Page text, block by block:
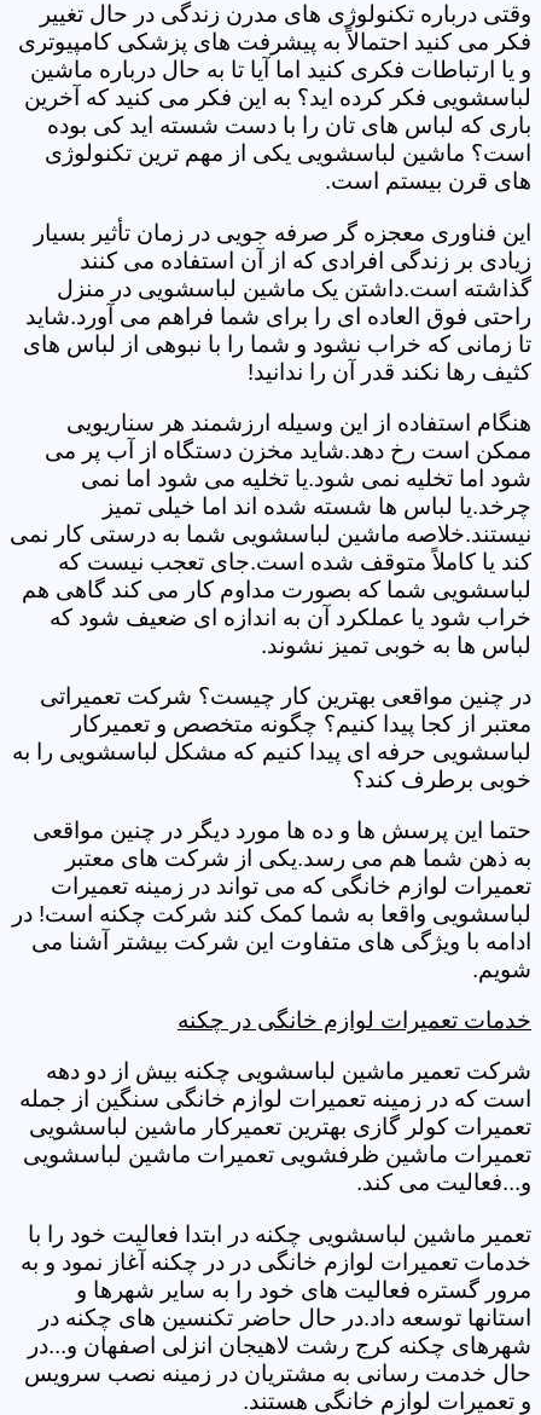
وقتی درباره تکنولوژی های مدرن زندگی در حال تغییر
فکر می کنید احتمالاً به پیشرفت های پزشکی کامپیوتری
و یا ارتباطات فکری کنید اما آیا تا به حال درباره ماشین
لباسشویی فکر کرده اید؟ به این فکر می کنید که آخرین
باری که لباس های تان را با دست شسته اید کی بوده
است؟ ماشین لباسشویی یکی از مهم ترین تکنولوژی
های قرن بیستم است.
این فناوری معجزه گر صرفه جویی در زمان تأثیر بسیار
زیادی بر زندگی افرادی که از آن استفاده می کنند
گذاشته است.داشتن یک ماشین لباسشویی در منزل
راحتی فوق العاده ای را برای شما فراهم می آورد.شاید
تا زمانی که خراب نشود و شما را با نبوهی از لباس های
کثیف رها نکند قدر آن را ندانید!
هنگام استفاده از این وسیله ارزشمند هر سناریویی
ممکن است رخ دهد.شاید مخزن دستگاه از آب پر می
شود اما تخلیه نمی شود.یا تخلیه می شود اما نمی
چرخد.یا لباس ها شسته شده اند اما خیلی تمیز
نیستند.خلاصه ماشین لباسشویی شما به درستی کار نمی
کند یا کاملاً متوقف شده است.جای تعجب نیست که
لباسشویی شما که بصورت مداوم کار می کند گاهی هم
خراب شود یا عملکرد آن به اندازه ای ضعیف شود که
لباس ها به خوبی تمیز نشوند.
در چنین مواقعی بهترین کار چیست؟ شرکت تعمیراتی
معتبر از کجا پیدا کنیم؟ چگونه متخصص و تعمیرکار
لباسشویی حرفه ای پیدا کنیم که مشکل لباسشویی را به
خوبی برطرف کند؟
حتما این پرسش ها و ده ها مورد دیگر در چنین مواقعی
به ذهن شما هم می رسد.یکی از شرکت های معتبر
تعمیرات لوازم خانگی که می تواند در زمینه تعمیرات
لباسشویی واقعا به شما کمک کند شرکت چکنه است! در
ادامه با ویژگی های متفاوت این شرکت بیشتر آشنا می
شویم.
خدمات تعمیرات لوازم خانگی در چکنه
شرکت تعمیر ماشین لباسشویی چکنه بیش از دو دهه
است که در زمینه تعمیرات لوازم خانگی سنگین از جمله
تعمیرات کولر گازی بهترین تعمیرکار ماشین لباسشویی
تعمیرات ماشین ظرفشویی تعمیرات ماشین لباسشویی
و...فعالیت می کند.
تعمیر ماشین لباسشویی چکنه در ابتدا فعالیت خود را با
خدمات تعمیرات لوازم خانگی در در چکنه آغاز نمود و به
مرور گستره فعالیت های خود را به سایر شهرها و
استانها توسعه داد.در حال حاضر تکنسین های چکنه در
شهرهای چکنه کرج رشت لاهیجان انزلی اصفهان و...در
حال خدمت رسانی به مشتریان در زمینه نصب سرویس
و تعمیرات لوازم خانگی هستند.